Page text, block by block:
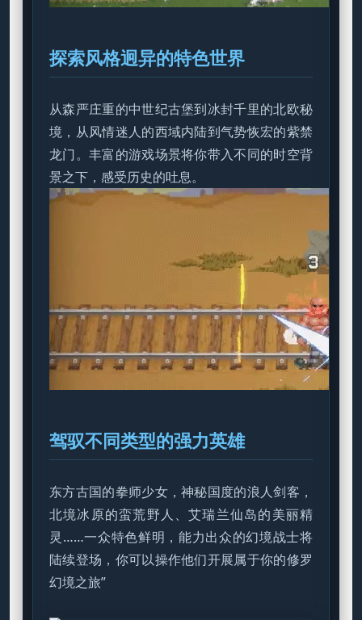
探索风格迥异的特色世界
从森严庄重的中世纪古堡到冰封千里的北欧秘
境，从风情迷人的西域内陆到气势恢宏的紫禁
龙门。丰富的游戏场景将你带入不同的时空背
景之下，感受历史的吐息。
驾驭不同类型的强力英雄
东方古国的拳师少女，神秘国度的浪人剑客，
北境冰原的蛮荒野人、艾瑞兰仙岛的美丽精
灵……一众特色鲜明，能力出众的幻境战士将
陆续登场，你可以操作他们开展属于你的修罗
幻境之旅”